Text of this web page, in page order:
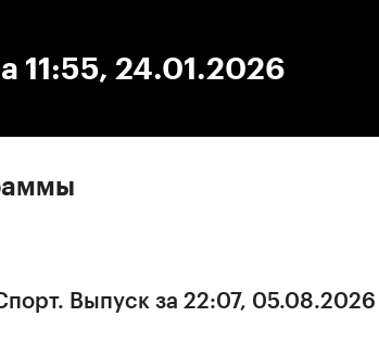
11:55, 24.01.2026
Выпуск за 22:07, 05.08.2026